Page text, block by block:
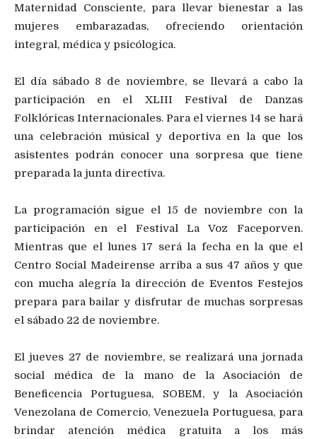
Maternidad Consciente, para llevar bienestar a las
mujeres embarazadas, ofreciendo orientación
integral, médica y psicólogica.
El día sábado 8 de noviembre, se llevará a cabo la
participación en el XLIII Festival de Danzas
Folklóricas Internacionales. Para el viernes 14 se hará
una celebración músical y deportiva en la que los
asistentes podrán conocer una sorpresa que tiene
preparada la junta directiva.
La programación sigue el 15 de noviembre con la
participación en el Festival La Voz Faceporven.
Mientras que el lunes 17 será la fecha en la que el
Centro Social Madeirense arriba a sus 47 años y que
con mucha alegría la dirección de Eventos Festejos
prepara para bailar y disfrutar de muchas sorpresas
el sábado 22 de noviembre.
El jueves 27 de noviembre, se realizará una jornada
social médica de la mano de la Asociación de
Beneficencia Portuguesa, SOBEM, y la Asociación
Venezolana de Comercio, Venezuela Portuguesa, para
brindar atención médica gratuita a los más